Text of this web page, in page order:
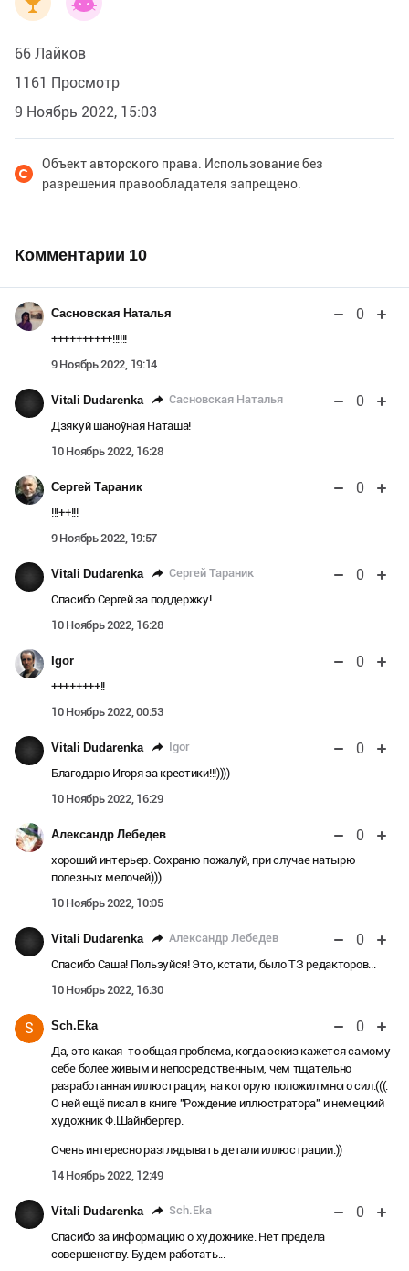
66 Лайков
1161 Просмотр
9 Ноябрь 2022, 15:03
Объект авторского права. Использование без
разрешения правообладателя запрещено.
Комментарии 10
Сасновская Наталья 0
++++++++++!!!!!!
9 Ноябрь 2022, 19:14
Vitali Dudarenka Сасновская Наталья 0
Дзякуй шаноўная Наташа!
10 Ноябрь 2022, 16:28
Сергей Тараник 0
!!!++!!!
9 Ноябрь 2022, 19:57
Vitali Dudarenka Сергей Тараник 0
Спасибо Сергей за поддержку!
10 Ноябрь 2022, 16:28
Igor 0
++++++++!!
10 Ноябрь 2022, 00:53
Vitali Dudarenka Igor 0
Благодарю Игоря за крестики!!!))))
10 Ноябрь 2022, 16:29
Александр Лебедев 0
хороший интерьер. Сохраню пожалуй, при случае натырю
полезных мелочей)))
10 Ноябрь 2022, 10:05
Vitali Dudarenka Александр Лебедев 0
Спасибо Саша! Пользуйся! Это, кстати, было ТЗ редакторов...
10 Ноябрь 2022, 16:30
S Sch.Eka 0
Да, это какая-то общая проблема, когда эскиз кажется самому
себе более живым и непосредственным, чем тщательно
разработанная иллюстрация, на которую положил много сил:(((.
О ней ещё писал в книге "Рождение иллюстратора" и немецкий
художник Ф.Шайнбергер.
Очень интересно разглядывать детали иллюстрации:))
14 Ноябрь 2022, 12:49
Vitali Dudarenka Sch.Eka 0
Спасибо за информацию о художнике. Нет предела
совершенству. Будем работать...